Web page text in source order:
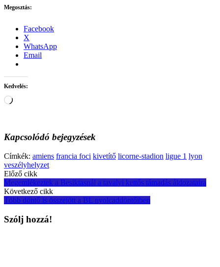
Megosztás:
Facebook
X
WhatsApp
Email
Kedvelés:
Loading…
Kapcsolódó bejegyzések
Címkék: amiens francia foci kivetítő licorne-stadion ligue 1 lyon
veszélyhelyzet
Post
navigation
Előző cikk
Megemlékeztek a Besiktasnál a tavalyi kettős támadás áldozataira
Következő cikk
Több döntő is összejött a BL nyolcaddöntőiben
Szólj hozzá!